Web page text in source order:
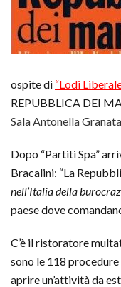
ospite di “Lodi
REPUBBLICA DEI
Sala Antonella
Dopo “Partiti Spa”
Bracalini: “La
nell’Italia della
paese dove
C’è il ristoratore
sono le 118
aprire un’attività da